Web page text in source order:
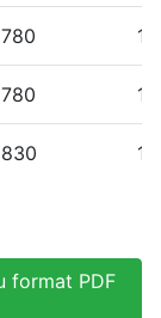
780
780
830
format PDF